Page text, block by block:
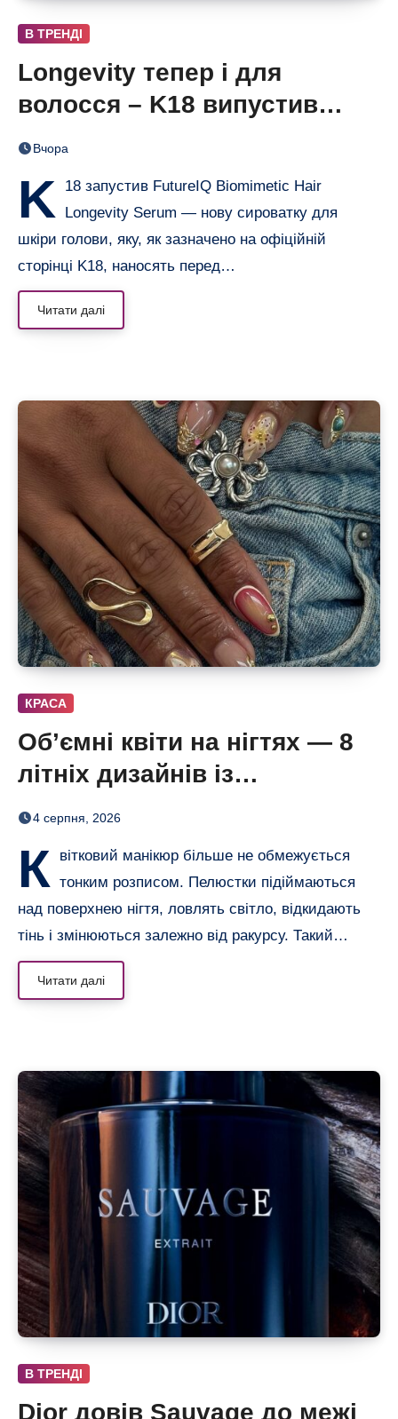
В ТРЕНДІ
Longevity тепер і для
волосся – K18 випустив
нічну сироватку FutureIQ
Вчора
K
18 запустив FutureIQ Biomimetic Hair
Longevity Serum — нову сироватку для
шкіри голови, яку, як зазначено на офіційній
сторінці K18, наносять перед…
Читати далі
КРАСА
Об’ємні квіти на нігтях — 8
літніх дизайнів із
неймовірним 3D-ефектом
4 серпня, 2026
К
вітковий манікюр більше не обмежується
тонким розписом. Пелюстки підіймаються
над поверхнею нігтя, ловлять світло, відкидають
тінь і змінюються залежно від ракурсу. Такий…
Читати далі
В ТРЕНДІ
Dior довів Sauvage до межі